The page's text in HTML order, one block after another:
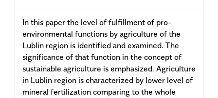
In this paper the level of fulfillment of pro-
environmental functions by agriculture of the
Lublin region is identified and examined. The
significance of that function in the concept of
sustainable agriculture is emphasized. Agriculture
in Lublin region is characterized by lower level of
mineral fertilization comparing to the whole